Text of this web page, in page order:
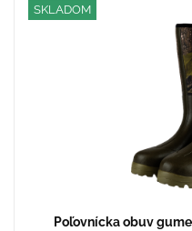
SKLADOM
Poľovnícka obuv